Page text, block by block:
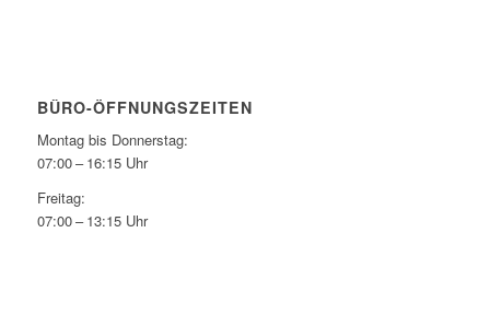
BÜRO-ÖFFNUNGSZEITEN
Montag bis Donnerstag:
07:00 – 16:15 Uhr
Freitag:
07:00 – 13:15 Uhr